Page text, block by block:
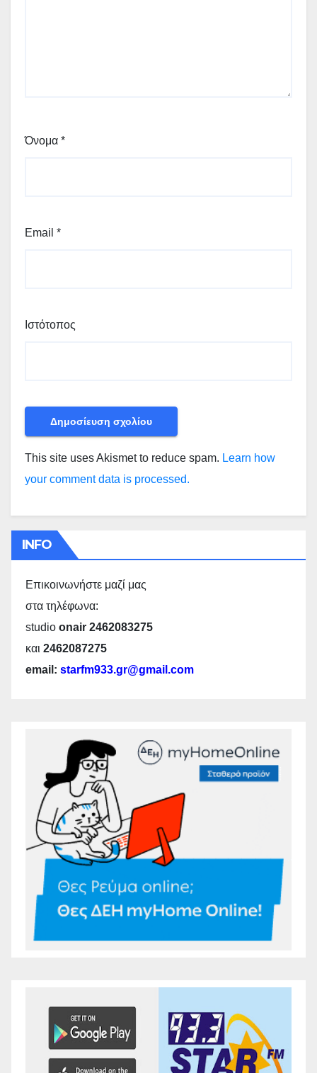
Όνομα *
Email *
Ιστότοπος
This site uses Akismet to reduce spam. Learn how
your comment data is processed.
INFO
Επικοινωνήστε μαζί μας
στα τηλέφωνα:
studio onair 2462083275
και 2462087275
email: starfm933.gr@gmail.com